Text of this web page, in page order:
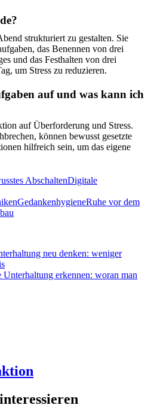
strukturiert zu gestalten. Sie
das Benennen von drei
und das Festhalten von drei
um Stress zu reduzieren.
auf und was kann ich
auf Überforderung und Stress.
können bewusst gesetzte
hilfreich sein, um das eigene
AbschaltenDigitale
GedankenhygieneRuhe vor dem
neu denken: weniger
Unterhaltung erkennen: woran man